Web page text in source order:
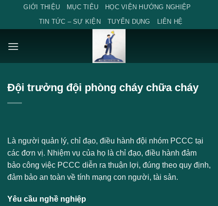
content
GIỚI THIỆU MỤC TIÊU
HỌC VIỆN HƯỚNG NGHIỆP
TIN TỨC – SỰ KIỆN
TUYỂN DỤNG LIÊN HỆ
Đội trưởng đội phòng cháy chữa cháy
Là người quản lý, chỉ đạo, điều hành đội nhóm PCCC tại
các đơn vị. Nhiệm vụ của họ là chỉ đạo, điều hành đảm
bảo công việc PCCC diễn ra thuận lợi, đúng theo quy định,
đảm bảo an toàn về tính mạng con người, tài sản.
Yêu cầu nghề nghiệp